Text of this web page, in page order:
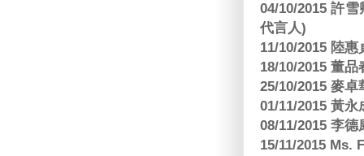
04/10/2015 許
代言人)
11/10/2015 陸
18/10/2015 董
25/10/2015 麥
01/11/2015 黃
08/11/2015 李
15/11/2015 Ms.